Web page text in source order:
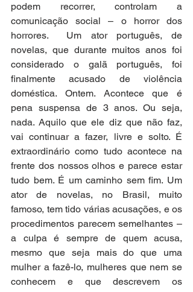
podem recorrer, controlam a
comunicação social – o horror dos
horrores.  Um ator português, de
novelas, que durante muitos anos foi
considerado o galã português, foi
finalmente acusado de violência
doméstica. Ontem. Acontece que é
pena suspensa de 3 anos. Ou seja,
nada. Aquilo que ele diz que não faz,
vai continuar a fazer, livre e solto. É
extraordinário como tudo acontece na
frente dos nossos olhos e parece estar
tudo bem. É um caminho sem fim. Um
ator de novelas, no Brasil, muito
famoso, tem tido várias acusações, e os
procedimentos parecem semelhantes –
a culpa é sempre de quem acusa,
mesmo que seja mais do que uma
mulher a fazê-lo, mulheres que nem se
conhecem e que descrevem os